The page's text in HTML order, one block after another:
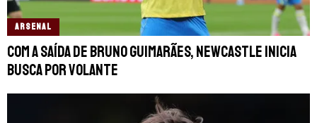
ARSENAL
Com a saída de Bruno Guimarães, Newcastle inicia
busca por volante